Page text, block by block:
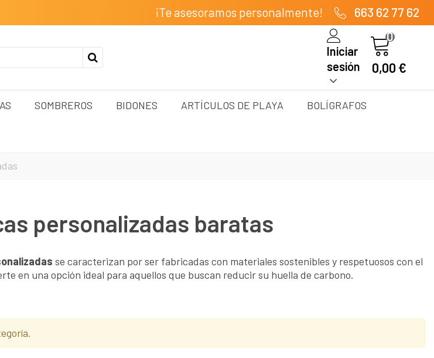
¡Te asesoramos personalmente! 663 62 77 62
Iniciar
sesión
0
0,00 €
SOMBREROS BIDONES ARTÍCULOS DE PLAYA BOLÍGRAFOS
personalizadas baratas
se caracterizan por ser fabricadas con materiales sostenibles y respetuosos con el
en una opción ideal para aquellos que buscan reducir su huella de carbono.